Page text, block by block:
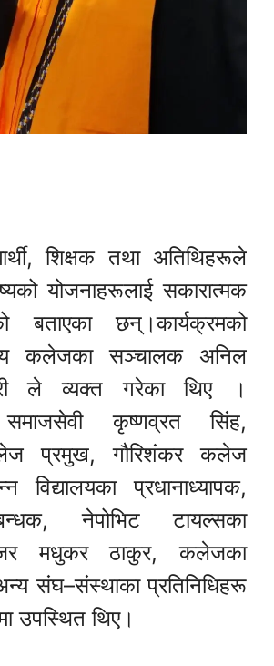
शिक्षक तथा अतिथिहरूले
योजनाहरूलाई सकारात्मक
बताएका छन्।कार्यक्रमको
कलेजका सञ्चालक अनिल
ले व्यक्त गरेका थिए ।
समाजसेवी कृष्णव्रत सिंह,
प्रमुख, गौरिशंकर कलेज
विद्यालयका प्रधानाध्यापक,
नेपोभिट टायल्सका
मधुकर ठाकुर, कलेजका
अन्य संघ–संस्थाका प्रतिनिधिहरू
उपस्थित थिए।